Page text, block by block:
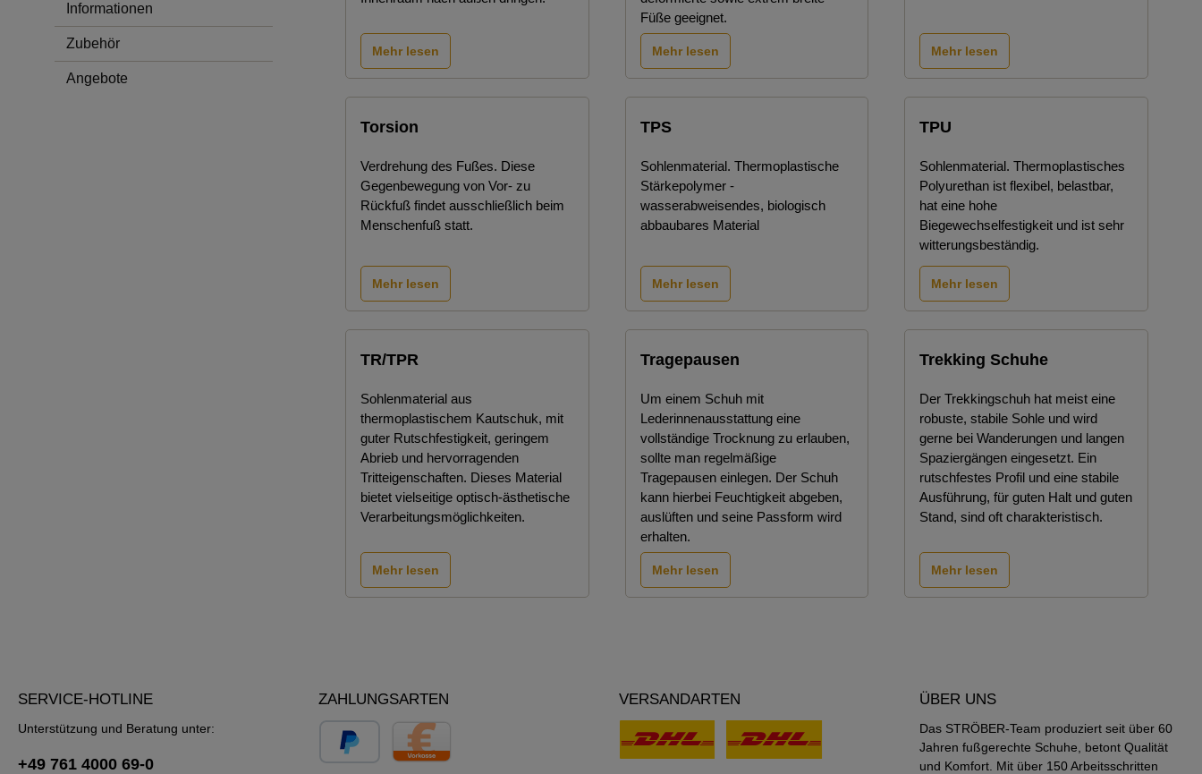
Informationen
Zubehör
Angebote
Mehr lesen
Füße geeignet.
Mehr lesen Mehr lesen
Torsion
Verdrehung des Fußes. Diese
Gegenbewegung von Vor- zu
Rückfuß findet ausschließlich beim
Menschenfuß statt.
Mehr lesen
TPS
Sohlenmaterial. Thermoplastische
Stärkepolymer -
wasserabweisendes, biologisch
abbaubares Material
Mehr lesen
TPU
Sohlenmaterial. Thermoplastisches
Polyurethan ist flexibel, belastbar,
hat eine hohe
Biegewechselfestigkeit und ist sehr
witterungsbeständig.
Mehr lesen
TR/TPR
Sohlenmaterial aus
thermoplastischem Kautschuk, mit
guter Rutschfestigkeit, geringem
Abrieb und hervorragenden
Tritteigenschaften. Dieses Material
bietet vielseitige optisch-ästhetische
Verarbeitungsmöglichkeiten.
Mehr lesen
Tragepausen
Um einem Schuh mit
Lederinnenausstattung eine
vollständige Trocknung zu erlauben,
sollte man regelmäßige
Tragepausen einlegen. Der Schuh
kann hierbei Feuchtigkeit abgeben,
auslüften und seine Passform wird
erhalten.
Mehr lesen
Trekking Schuhe
Der Trekkingschuh hat meist eine
robuste, stabile Sohle und wird
gerne bei Wanderungen und langen
Spaziergängen eingesetzt. Ein
rutschfestes Profil und eine stabile
Ausführung, für guten Halt und guten
Stand, sind oft charakteristisch.
Mehr lesen
SERVICE-HOTLINE
Unterstützung und Beratung unter:
+49 761 4000 69-0
ZAHLUNGSARTEN VERSANDARTEN ÜBER UNS
Das STRÖBER-Team produziert seit über 60
Jahren fußgerechte Schuhe, betont Qualität
und Komfort. Mit über 150 Arbeitsschritten